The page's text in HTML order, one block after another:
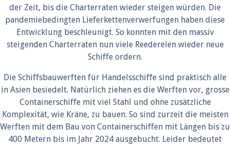
der Zeit, bis die Charterraten wieder steigen würden. Die
pandemiebedingten Lieferkettenverwerfungen haben diese
Entwicklung beschleunigt. So konnten mit den massiv
steigenden Charterraten nun viele Reedereien wieder neue
Schiffe ordern.
Die Schiffsbauwerften für Handelsschiffe sind praktisch alle
in Asien besiedelt. Natürlich ziehen es die Werften vor, grosse
Containerschiffe mit viel Stahl und ohne zusätzliche
Komplexität, wie Kräne, zu bauen. So sind zurzeit die meisten
Werften mit dem Bau von Containerschiffen mit Längen bis zu
400 Metern bis im Jahr 2024 ausgebucht. Leider bedeutet